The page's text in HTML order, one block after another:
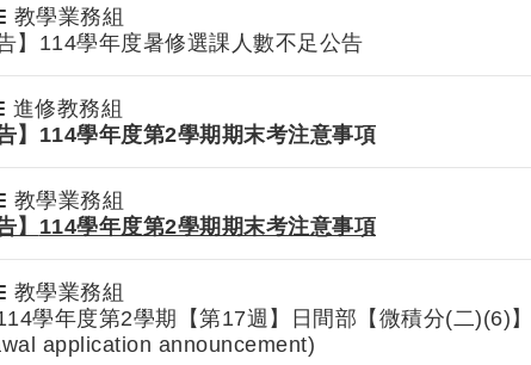
教學業務組
】114學年度暑修選課人數不足公告
進修教務組
】 114學年度第2學期期末考注意事項
教學業務組
】 114學年度第2學期期末考注意事項
教學業務組
學年度第2學期【第17週】日間部【微積分(二)(6)
application announcement)